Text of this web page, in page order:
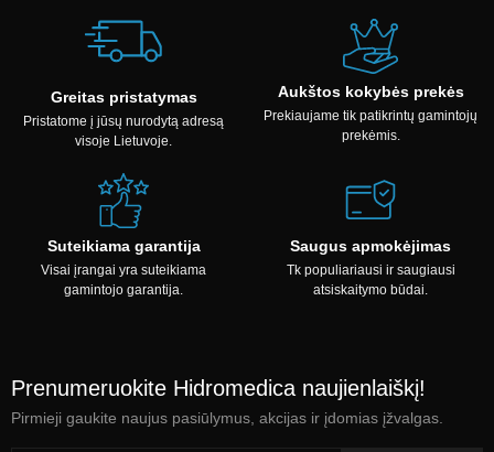
Greitas pristatymas
Pristatome į jūsų nurodytą adresą
visoje Lietuvoje.
Aukštos kokybės prekės
Prekiaujame tik patikrintų gamintojų
prekėmis.
Suteikiama garantija
Visai įrangai yra suteikiama
gamintojo garantija.
Saugus apmokėjimas
Tk populiariausi ir saugiausi
atsiskaitymo būdai.
Prenumeruokite Hidromedica naujienlaiškį!
Pirmieji gaukite naujus pasiūlymus, akcijas ir įdomias įžvalgas.